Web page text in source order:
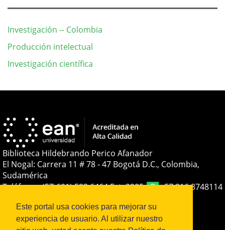
Este portal usa cookies para mejorar su
experiencia de usuario. Al utilizar nuestro
Investigación -- Colombia
Producción intelectual
Investigación científica
Detalles
artículo
Biblioteca Hildebrando Perico Afanador
El Nogal: Carrera 11 # 78 - 47 Bogotá D.C., Colombia,
Sudamérica
Teléfono:+(57-601) 593 6464 Ext. 2285
+57 316 8748114
biblioteca@universidadean.edu.co